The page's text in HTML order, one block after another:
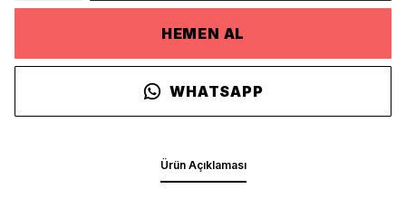
HEMEN AL
WHATSAPP
Ürün Açıklaması